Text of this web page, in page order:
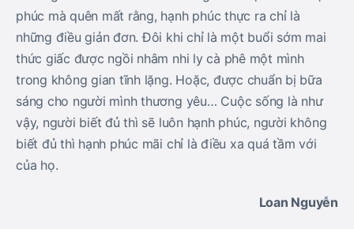
phúc mà quên mất rằng, hạnh phúc thực ra chỉ là
những điều giản đơn. Đôi khi chỉ là một buổi sớm mai
thức giấc được ngồi nhâm nhi ly cà phê một mình
trong không gian tĩnh lặng. Hoặc, được chuẩn bị bữa
sáng cho người mình thương yêu… Cuộc sống là như
vậy, người biết đủ thì sẽ luôn hạnh phúc, người không
biết đủ thì hạnh phúc mãi chỉ là điều xa quá tầm với
của họ.
Loan Nguyễn